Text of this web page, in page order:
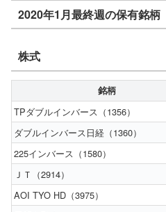
2020年1月最終週の保有銘柄
株式
銘柄
TPダブルインバース（1356）
ダブルインバース日経（1360）
225インバース（1580）
ＪＴ（2914）
AOI TYO HD（3975）